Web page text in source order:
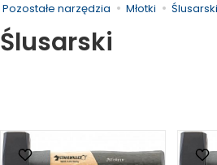
Pozostałe narzędzia Młotki Ślusarski
Ślusarski